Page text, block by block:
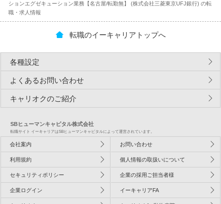
ションエグゼキューション業務【名古屋/転勤無】 (株式会社三菱東京UFJ銀行) の転
職・求人情報
転職のイーキャリアトップへ
各種設定
よくあるお問い合わせ
キャリオクのご紹介
SBヒューマンキャピタル株式会社
転職サイト イーキャリアはSBヒューマンキャピタルによって運営されています。
会社案内 お問い合わせ
利用規約 個人情報の取扱いについて
セキュリティポリシー 企業の採用ご担当者様
企業ログイン イーキャリアFA